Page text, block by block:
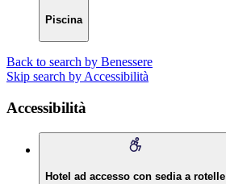
Piscina
Back to search by Benessere
Skip search by Accessibilità
Accessibilità
Hotel ad accesso con sedia a rotelle